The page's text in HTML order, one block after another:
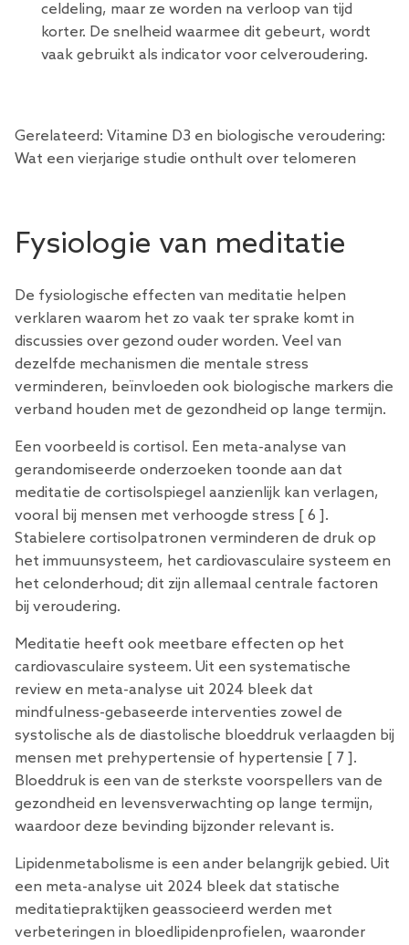
celdeling, maar ze worden na verloop van tijd
korter. De snelheid waarmee dit gebeurt, wordt
vaak gebruikt als indicator voor celveroudering.
Gerelateerd: Vitamine D3 en biologische veroudering:
Wat een vierjarige studie onthult over telomeren
Fysiologie van meditatie
De fysiologische effecten van meditatie helpen
verklaren waarom het zo vaak ter sprake komt in
discussies over gezond ouder worden. Veel van
dezelfde mechanismen die mentale stress
verminderen, beïnvloeden ook biologische markers die
verband houden met de gezondheid op lange termijn.
Een voorbeeld is cortisol. Een meta-analyse van
gerandomiseerde onderzoeken toonde aan dat
meditatie de cortisolspiegel aanzienlijk kan verlagen,
vooral bij mensen met verhoogde stress [ 6 ].
Stabielere cortisolpatronen verminderen de druk op
het immuunsysteem, het cardiovasculaire systeem en
het celonderhoud; dit zijn allemaal centrale factoren
bij veroudering.
Meditatie heeft ook meetbare effecten op het
cardiovasculaire systeem. Uit een systematische
review en meta-analyse uit 2024 bleek dat
mindfulness-gebaseerde interventies zowel de
systolische als de diastolische bloeddruk verlaagden bij
mensen met prehypertensie of hypertensie [ 7 ].
Bloeddruk is een van de sterkste voorspellers van de
gezondheid en levensverwachting op lange termijn,
waardoor deze bevinding bijzonder relevant is.
Lipidenmetabolisme is een ander belangrijk gebied. Uit
een meta-analyse uit 2024 bleek dat statische
meditatiepraktijken geassocieerd werden met
verbeteringen in bloedlipidenprofielen, waaronder